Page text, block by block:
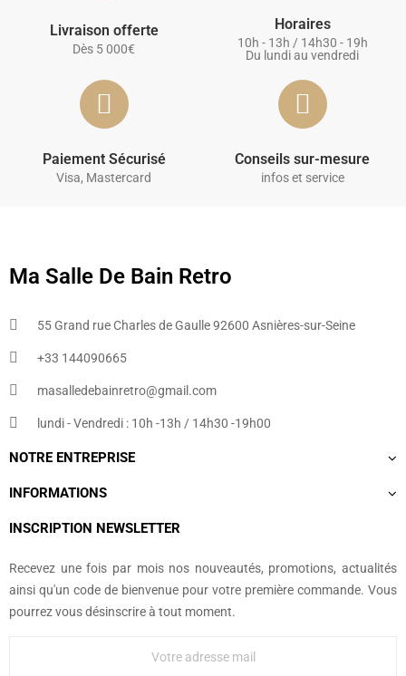
Livraison offerte
Dès 5 000€
Horaires
10h - 13h / 14h30 - 19h
Du lundi au vendredi
Paiement Sécurisé
Visa, Mastercard
Conseils sur-mesure
infos et service
Ma Salle De Bain Retro
55 Grand rue Charles de Gaulle 92600 Asnières-sur-Seine
+33 144090665​
masalledebainretro@gmail.com
lundi - Vendredi : 10h -13h / 14h30 -19h00
NOTRE ENTREPRISE
INFORMATIONS
INSCRIPTION NEWSLETTER
Recevez une fois par mois nos nouveautés, promotions, actualités
ainsi qu'un code de bienvenue pour votre première commande. Vous
pourrez vous désinscrire à tout moment.